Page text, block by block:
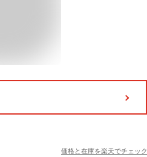
価格と在庫を楽天でチェック